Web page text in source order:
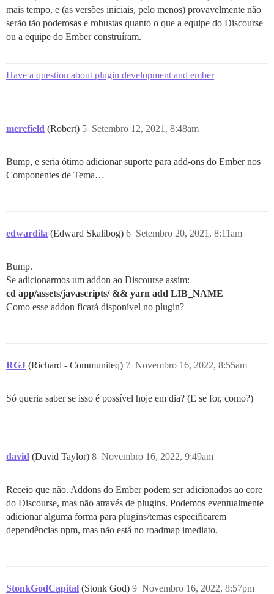
mais tempo, e (as versões iniciais, pelo menos) provavelmente não
serão tão poderosas e robustas quanto o que a equipe do Discourse
ou a equipe do Ember construíram.
Have a question about plugin development and ember
merefield (Robert) Setembro 12, 2021, 8:48am
5
Bump, e seria ótimo adicionar suporte para add-ons do Ember nos
Componentes de Tema…
edwardila (Edward Skalibog) Setembro 20, 2021, 8:11am
6
Bump.
Se adicionarmos um addon ao Discourse assim:
cd app/assets/javascripts/ && yarn add LIB_NAME
Como esse addon ficará disponível no plugin?
RGJ (Richard - Communiteq) Novembro 16, 2022, 8:55am
7
Só queria saber se isso é possível hoje em dia? (E se for, como?)
david (David Taylor) Novembro 16, 2022, 9:49am
8
Receio que não. Addons do Ember podem ser adicionados ao core
do Discourse, mas não através de plugins. Podemos eventualmente
adicionar alguma forma para plugins/temas especificarem
dependências npm, mas não está no roadmap imediato.
StonkGodCapital (Stonk God) Novembro 16, 2022, 8:57pm
9